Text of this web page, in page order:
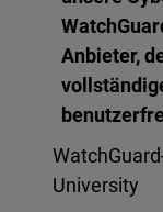
Anbieter,
University